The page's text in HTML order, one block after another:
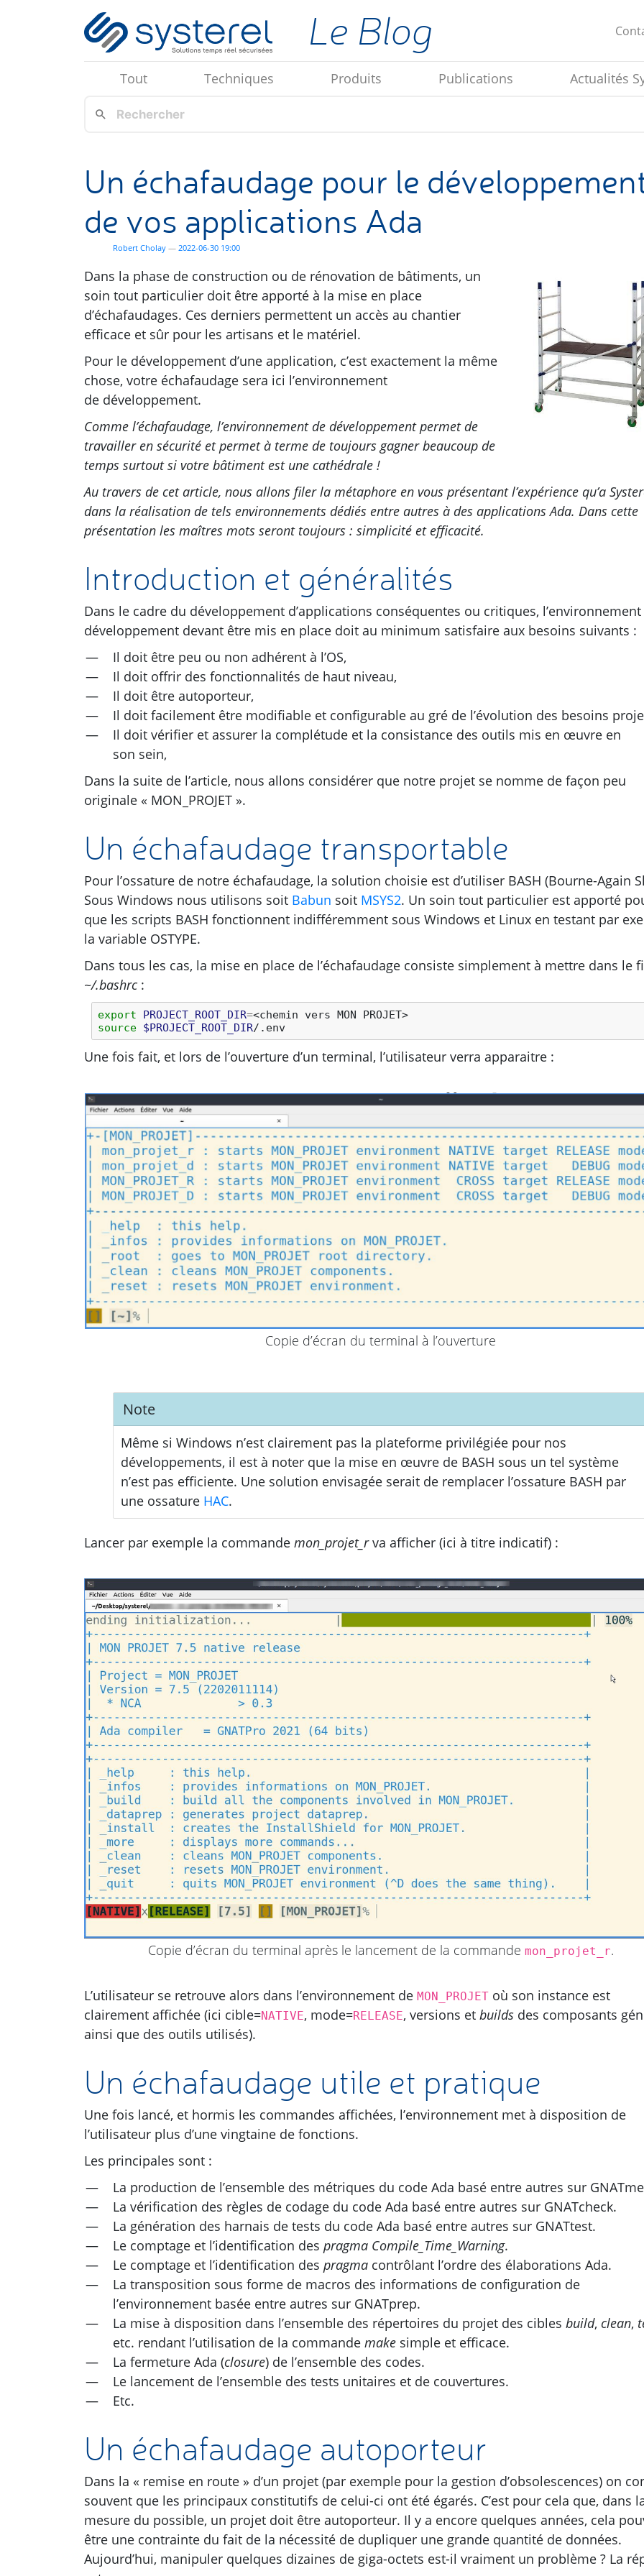
Aller au contenu principal Le Blog
Tout Techniques Produits Publications Actualités
Un échafaudage pour le
de vos applications Ada
Robert Cholay 2022-06-30 19:00
Dans la phase de construction ou de rénovation de bâtiments, un
soin tout particulier doit être apporté à la mise en place
d’échafaudages. Ces derniers permettent un accès au chantier
efficace et sûr pour les artisans et le matériel.
Pour le développement d’une application, c’est exactement la même
chose, votre échafaudage sera ici l’environnement
de développement.
Comme l’échafaudage, l’environnement de développement permet de
travailler en sécurité et permet à terme de toujours gagner beaucoup de
temps surtout si votre bâtiment est une cathédrale !
Au travers de cet article, nous allons filer la métaphore en vous présentant l’expérience qu’a
dans la réalisation de tels environnements dédiés entre autres à des applications Ada. Dans cette
présentation les maîtres mots seront toujours : simplicité et efficacité.
Introduction et généralités
Dans le cadre du développement d’applications conséquentes ou critiques,
développement devant être mis en place doit au minimum satisfaire aux besoins suivants :
Il doit être peu ou non adhérent à l’OS,
Il doit offrir des fonctionnalités de haut niveau,
Il doit être autoporteur,
Il doit facilement être modifiable et configurable au gré de l’évolution des besoins
Il doit vérifier et assurer la complétude et la consistance des outils mis en œuvre en
son sein,
Dans la suite de l’article, nous allons considérer que notre projet se nomme de façon peu
originale « MON_PROJET ».
Un échafaudage transportable
Pour l’ossature de notre échafaudage, la solution choisie est d’utiliser BASH (Bourne-Again
Sous Windows nous utilisons soit Babun soit MSYS2. Un soin tout particulier est apporté
que les scripts BASH fonctionnent indifféremment sous Windows et Linux en testant par
la variable OSTYPE.
Dans tous les cas, la mise en place de l’échafaudage consiste simplement à mettre dans le
~/.bashrc :
export PROJECT_ROOT_DIR=
<chemin vers MON PROJET>
source $PROJECT_ROOT_DIR /.env
Une fois fait, et lors de l’ouverture d’un terminal, l’utilisateur verra apparaitre :
Copie d’écran du terminal à l’ouverture
Note
Même si Windows n’est clairement pas la plateforme privilégiée pour nos
développements, il est à noter que la mise en œuvre de BASH sous un tel système
n’est pas efficiente. Une solution envisagée serait de remplacer l’ossature BASH par
une ossature HAC.
Lancer par exemple la commande mon_projet_rva afficher (ici à titre indicatif) :
Copie d’écran du terminal après le lancement de la commande mon_projet_r.
L’utilisateur se retrouve alors dans l’environnement de MON_PROJET où son instance est
clairement affichée (ici cible=NATIVE, mode=RELEASE, versions et builds des composants
ainsi que des outils utilisés).
Un échafaudage utile et pratique
Une fois lancé, et hormis les commandes affichées, l’environnement met à disposition de
l’utilisateur plus d’une vingtaine de fonctions.
Les principales sont :
La production de l’ensemble des métriques du code Ada basé entre autres sur
La vérification des règles de codage du code Ada basé entre autres sur GNATcheck.
La génération des harnais de tests du code Ada basé entre autres sur GNATtest.
Le comptage et l’identification des pragma Compile_Time_Warning.
Le comptage et l’identification des pragma contrôlant l’ordre des élaborations Ada.
La transposition sous forme de macros des informations de configuration de
l’environnement basée entre autres sur GNATprep.
La mise à disposition dans l’ensemble des répertoires du projet des cibles build, clean,
etc. rendant l’utilisation de la commande make simple et efficace.
La fermeture Ada (closure) de l’ensemble des codes.
Le lancement de l’ensemble des tests unitaires et de couvertures.
Etc.
Un échafaudage autoporteur
Dans la « remise en route » d’un projet (par exemple pour la gestion d’obsolescences) on
souvent que les principaux constitutifs de celui-ci ont été égarés. C’est pour cela que, dans
mesure du possible, un projet doit être autoporteur. Il y a encore quelques années, cela
être une contrainte du fait de la nécessité de dupliquer une grande quantité de données.
Aujourd’hui, manipuler quelques dizaines de giga-octets est-il vraiment un problème ? La